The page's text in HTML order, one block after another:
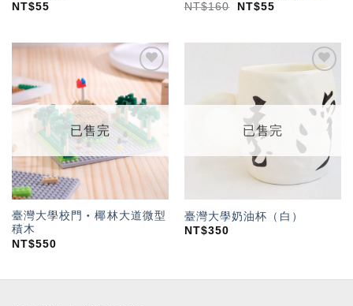
NT$55
NT$160 NT$55
加入
「願
望輕
已售完
臺灣大學校門‧椰林大道微型
積木
NT$550
「願
望輕
單」
已售完
臺灣大學奶油杯（白）
NT$350